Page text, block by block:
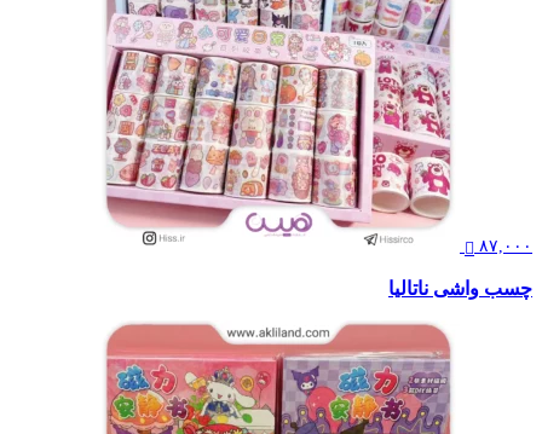
۸۷,۰۰۰
چسب واشی ناتالیا